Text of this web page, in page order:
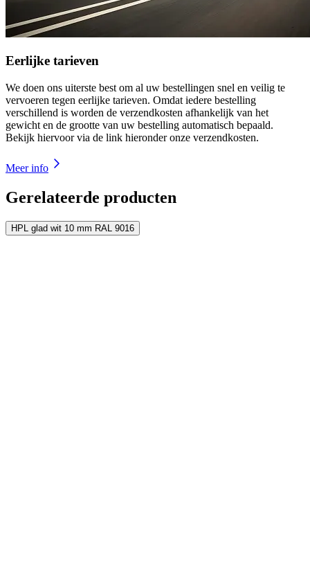
Eerlijke tarieven
We doen ons uiterste best om al uw bestellingen snel en veilig te
vervoeren tegen eerlijke tarieven. Omdat iedere bestelling
verschillend is worden de verzendkosten afhankelijk van het
gewicht en de grootte van uw bestelling automatisch bepaald.
Bekijk hiervoor via de link hieronder onze verzendkosten.
Meer info
Gerelateerde producten
HPL glad wit 10 mm RAL 9016